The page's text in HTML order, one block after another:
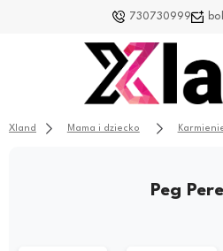
730730999
Xland Mama i dziecko
Peg